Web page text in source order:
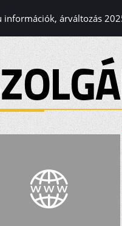
információk, árváltozás